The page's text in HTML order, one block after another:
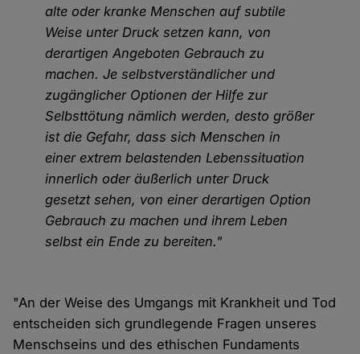
alte oder kranke Menschen auf subtile
Weise unter Druck setzen kann, von
derartigen Angeboten Gebrauch zu
machen. Je selbstverständlicher und
zugänglicher Optionen der Hilfe zur
Selbsttötung nämlich werden, desto größer
ist die Gefahr, dass sich Menschen in
einer extrem belastenden Lebenssituation
innerlich oder äußerlich unter Druck
gesetzt sehen, von einer derartigen Option
Gebrauch zu machen und ihrem Leben
selbst ein Ende zu bereiten."
"An der Weise des Umgangs mit Krankheit und Tod
entscheiden sich grundlegende Fragen unseres
Menschseins und des ethischen Fundaments